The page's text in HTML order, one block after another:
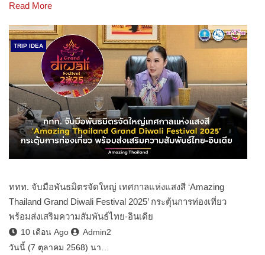
Read More
TRIP IDEA
ททท. จับมือพันธมิตรจัดใหญ่ เทศกาลแห่งแสงสี ‘Amazing
Thailand Grand Diwali Festival 2025’ กระตุ้นการท่องเที่ยว
พร้อมส่งเสริมความสัมพันธ์ไทย-อินเดีย
10 เดือน Ago
Admin2
วันนี้ (7 ตุลาคม 2568) นา…